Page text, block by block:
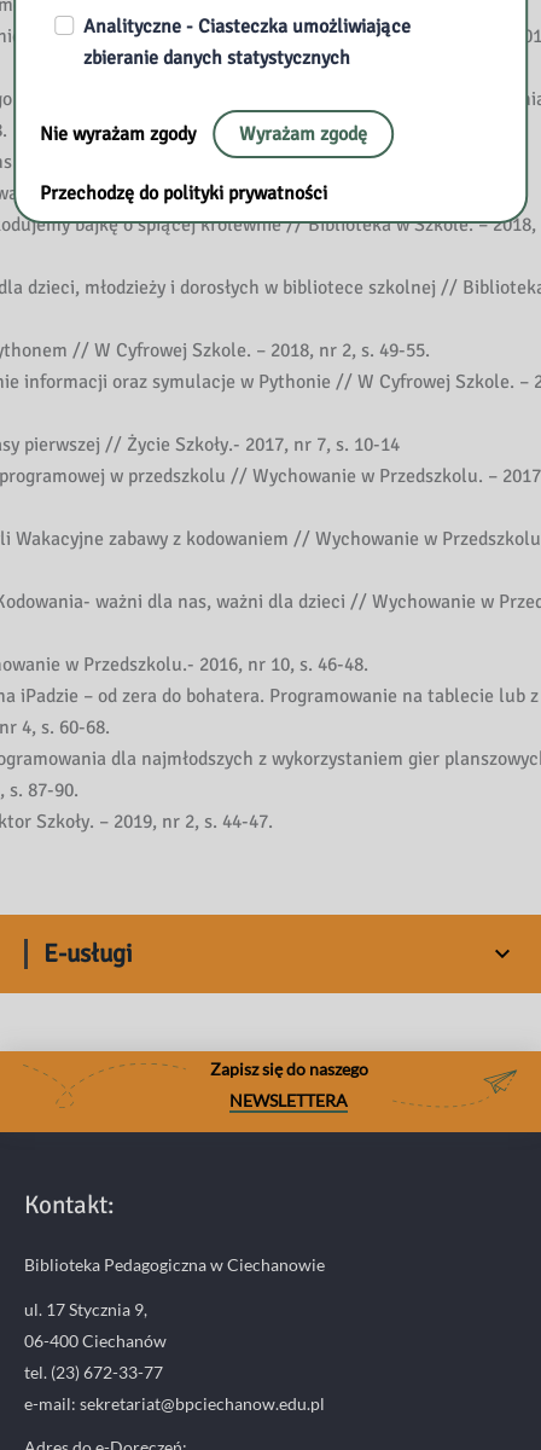
z Mikołajem w bibliotece szkolnej // Biblioteka w Szkole. –
uczymy się, programując?: refleksje o nauczaniu
// W Cyfrowej Szkole. – 2019, nr 1, s. 37-39.
i programowanie // Życie Szkoły. – 2018, nr 5, s. 19-23.
bajkę o śpiącej królewnie // Biblioteka w Szkole. – 2018,
dzieci, młodzieży i dorosłych w bibliotece szkolnej //
// W Cyfrowej Szkole. – 2018, nr 2, s. 49-55.
informacji oraz symulacje w Pythonie // W Cyfrowej Szkole. –
pierwszej // Życie Szkoły.- 2017, nr 7, s. 10-14
w przedszkolu // Wychowanie w Przedszkolu. –
zabawy z kodowaniem // Wychowanie w
ważni dla nas, ważni dla dzieci // Wychowanie w
w Przedszkolu.- 2016, nr 10, s. 46-48.
iPadzie – od zera do bohatera. Programowanie na tablecie lub
4, s. 60-68.
dla najmłodszych z wykorzystaniem gier
87-90.
Szkoły. – 2019, nr 2, s. 44-47.
E-usługi
Zapisz się do naszego
NEWSLETTERA
Kontakt:
Biblioteka Pedagogiczna w Ciechanowie
ul. 17 Stycznia 9,
06-400 Ciechanów
tel. (23) 672-33-77
e-mail: sekretariat@bpciechanow.edu.pl
Analityczne - Ciasteczka umożliwiające
zbieranie danych statystycznych
Nie wyrażam zgody Wyrażam zgodę
Przechodzę do polityki prywatności